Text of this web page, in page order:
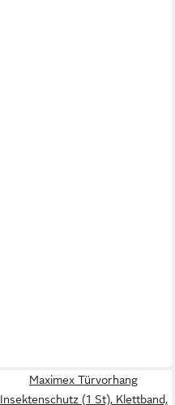
Maximex Türvorhang
Insektenschutz (1 St), Klettband,